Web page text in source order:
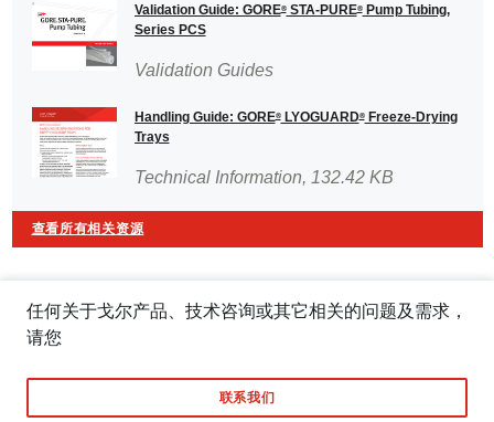
Validation Guide: GORE®STA‑PURE®Pump Tubing,
Series PCS
Validation Guides
Handling Guide: GORE®LYOGUARD®Freeze-Drying
Trays
Technical Information, 132.42 KB
查看所有相关资源
任何关于戈尔产品、技术咨询或其它相关的问题及需求，
请您
联系我们